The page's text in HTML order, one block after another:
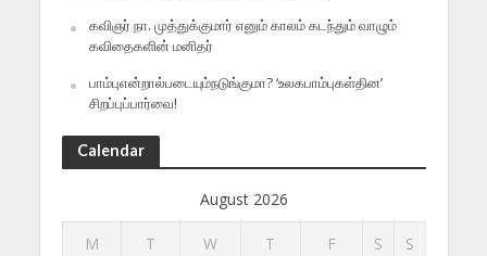
கவிஞர் நா. முத்துக்குமார் எனும் காலம் கடந்தும் வாழும்
கவிதைகளின் மனிதர்
பாம்புஎன்றால்படையும்நடுங்குமா? ‘உலகபாம்புகள்தின’
சிறப்புப்பார்வை!
Calendar
August 2026
M T W T F S S